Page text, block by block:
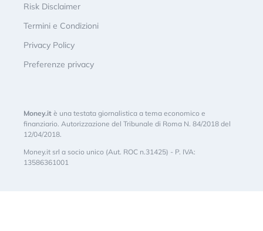
Risk Disclaimer
Termini e Condizioni
Privacy Policy
Preferenze privacy
Money.it è una testata giornalistica a tema economico e
finanziario. Autorizzazione del Tribunale di Roma N. 84/2018 del
12/04/2018.
Money.it srl a socio unico (Aut. ROC n.31425) - P. IVA:
13586361001